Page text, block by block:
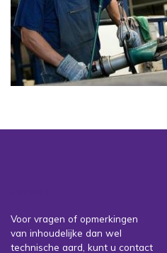
Voor vragen of opmerkingen
van inhoudelijke dan wel
technische aard, kunt u contact